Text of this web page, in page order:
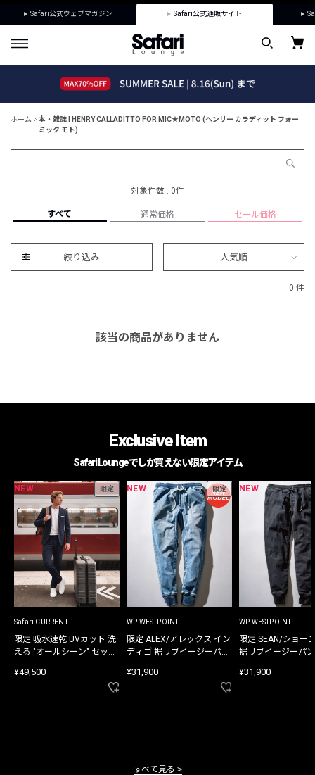
Safari公式ウェブマガジン Safari公式通販サイト
ホーム
本・雑誌 | HENRY CALLADITTO FOR MIC★MOTO (ヘンリー カラディット フォー
ミック モト)
対象件数 : 0件
すべて 通常価格 セール価格
絞り込み 人気順
0 件
該当の商品がありません
Exclusive Item
Safari Loungeでしか買えない限定アイテム
NEW 限定
Safari CURRENT
限定 吸水速乾 UVカット 洗
える "オールシーン" セット
¥49,500
NEW 限定
WP WESTPOINT
限定 ALEX/アレックス イン
ディゴ 裾リブイージーパン
¥31,900
NEW
WP WESTPOINT
限定 SEAN/ショー
裾リブイージーパ
¥31,900
すべて見る